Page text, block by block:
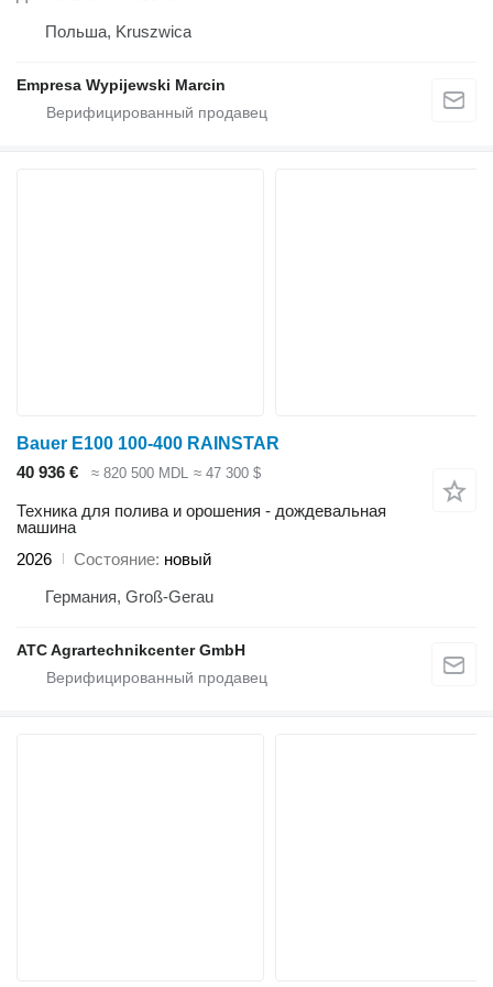
Польша, Kruszwica
Empresa Wypijewski Marcin
Bauer E100 100-400 RAINSTAR
40 936 €
≈ 820 500 MDL ≈ 47 300 $
Техника для полива и орошения - дождевальная
машина
2026
Состояние новый
Германия, Groß-Gerau
ATC Agrartechnikcenter GmbH